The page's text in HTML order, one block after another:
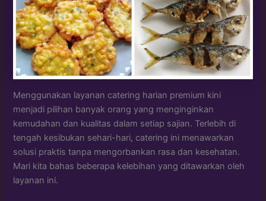
Menggunakan layanan catering harian premium kini
menjadi pilihan banyak orang yang menginginkan
kemudahan dan kualitas dalam setiap sajian. Terlebih di
tengah kesibukan sehari-hari, catering ini menawarkan
solusi praktis tanpa mengorbankan rasa dan kesehatan.
Mari kita bahas beberapa kelebihan yang ditawarkan oleh
layanan ini.